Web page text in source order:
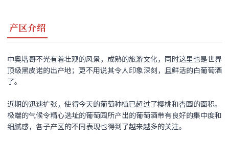
产区介绍
中奥塔哥不光有着壮观的风景，成熟的旅游文化，同时这里也是世界
顶级黑皮诺的出产地；更不用说其令人印象深刻，且鲜活的白葡萄酒
了。
近期的迅速扩张，使得今天的葡萄种植已超过了樱桃和杏园的面积。
极端的气候令精心选址的葡萄园所产出的葡萄酒带有良好的集中度和
细腻感，各子产区的不同表现也得到了越来越多的关注。